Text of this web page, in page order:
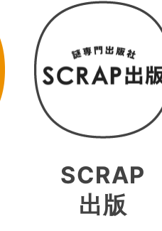
SCRAP
出版